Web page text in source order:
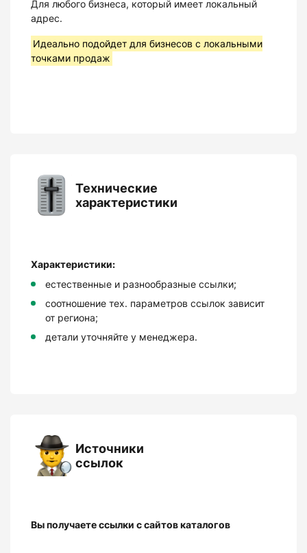
Для любого бизнеса, который имеет локальный
адрес.
Идеально подойдет для бизнесов с локальными
точками продаж
Технические
характеристики
Характеристики:
естественные и разнообразные ссылки;
соотношение тех. параметров ссылок зависит
от региона;
детали уточняйте у менеджера.
Источники
ссылок
Вы получаете ссылки с сайтов каталогов